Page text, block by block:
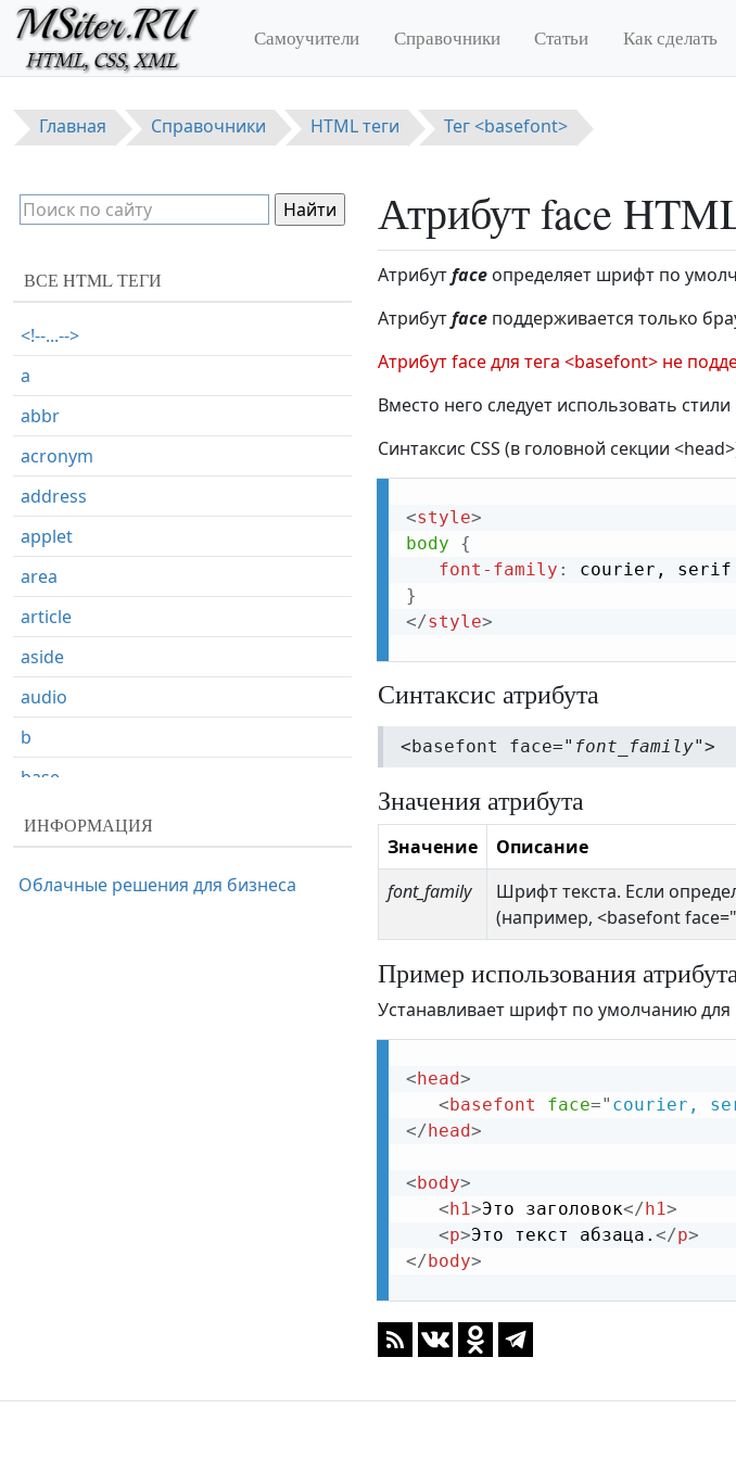
Перейти к основному содержанию
Самоучители Справочники Статьи Как сделать
Главная Справочники HTML теги Тег <basefont>
Атрибут face
Атрибутface определяет шрифт по
Атрибутface поддерживается только
Атрибут face для тега <basefont> не
Вместо него следует использовать стили
Синтаксис CSS (в головной секции
<style>
body
{
font-family :
}
</style>
Синтаксис атрибута
<basefont face=" font_family">
Значения атрибута
Значение
Описание
font_family
Шрифт текста. Если
(например, <basefont
Пример использования
Устанавливает шрифт по умолчанию для
< head>
< basefont face=" courier,
</ head>
< body>
< h1>Это заголовок</ h1>
<p>Это текст абзаца. </p>
</ body>
ВСЕ HTML ТЕГИ
<!--...-->
a
abbr
acronym
address
applet
area
article
aside
audio
b
base
basefont
bdo
ИНФОРМАЦИЯ
Облачные решения для бизнеса